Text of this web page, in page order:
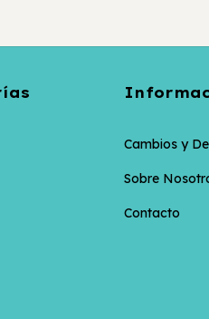
Cambios y
Sobre
Contacto